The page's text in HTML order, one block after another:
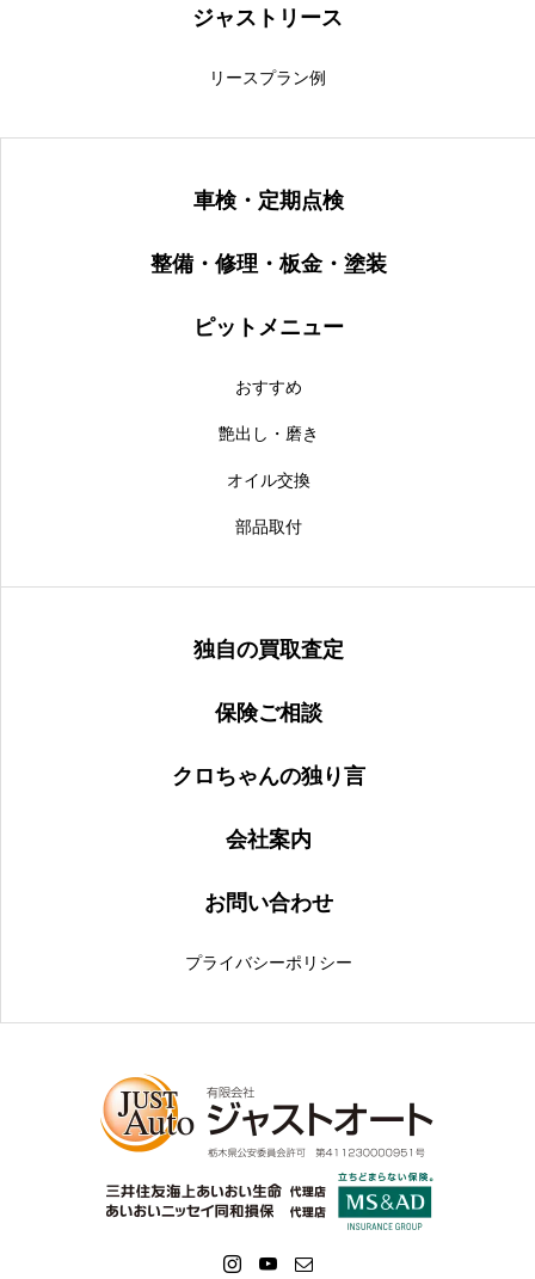
ジャストリース
リースプラン例
車検・定期点検
整備・修理・板金・塗装
ピットメニュー
おすすめ
艶出し・磨き
オイル交換
部品取付
独自の買取査定
保険ご相談
クロちゃんの独り言
会社案内
お問い合わせ
プライバシーポリシー